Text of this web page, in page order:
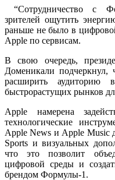
“Сотрудничество с
зрителей ощутить
раньше не было в
Apple по сервисам.
В свою очередь,
Доменикали подчеркнул,
расширить
быстрорастущих рынков
Apple намерена
технологические
Apple News и Apple Music
Sports и визуальных
что это позволит
цифровой среды и
брендом Формулы-1.